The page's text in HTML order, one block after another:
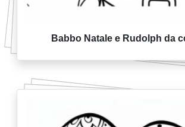
Babbo Natale e Rudolph da